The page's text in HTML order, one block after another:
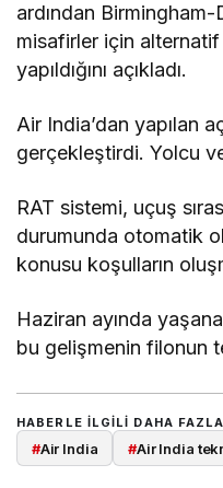
ardından
misafirler için
yapıldığını açıkladı.
Air India’dan yapılan
gerçekleştirdi. Yolcu
RAT sistemi, uçuş
durumunda otomatik
konusu koşulların
Haziran ayında
bu gelişmenin filonun
HABERLE ILGILI DAHA
#Air India #Air India